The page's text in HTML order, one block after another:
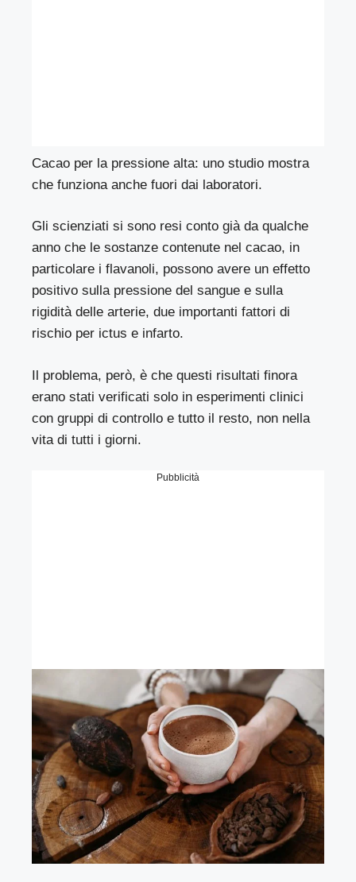
Cacao per la pressione alta: uno studio mostra
che funziona anche fuori dai laboratori.
Gli scienziati si sono resi conto già da qualche
anno che le sostanze contenute nel cacao, in
particolare i flavanoli, possono avere un effetto
positivo sulla pressione del sangue e sulla
rigidità delle arterie, due importanti fattori di
rischio per ictus e infarto.
Il problema, però, è che questi risultati finora
erano stati verificati solo in esperimenti clinici
con gruppi di controllo e tutto il resto, non nella
vita di tutti i giorni.
Pubblicità